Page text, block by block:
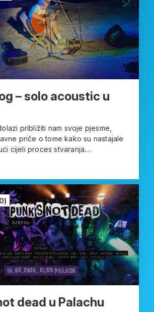
– solo acoustic u
približiti nam svoje pjesme,
priče o tome kako su nastajale
cijeli proces stvaranja....
dead u Palachu